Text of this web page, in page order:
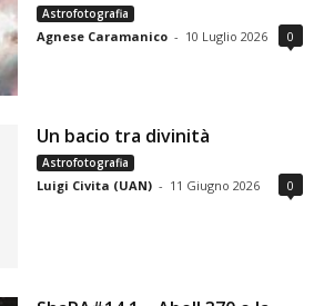
Astrofotografia
Agnese Caramanico - 10 Luglio 2026 0
Un bacio tra divinità
Astrofotografia
Luigi Civita (UAN) - 11 Giugno 2026 0